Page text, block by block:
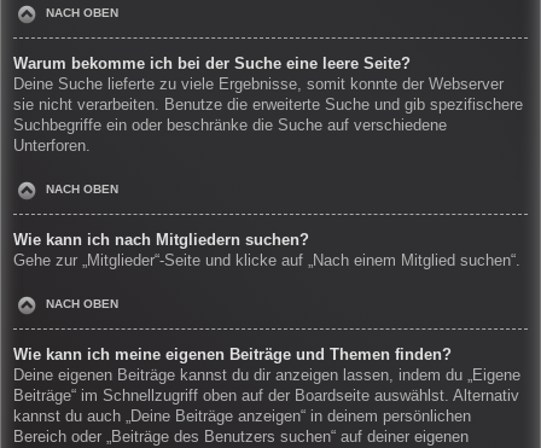
NACH OBEN
Warum bekomme ich bei der Suche eine leere Seite?
Deine Suche lieferte zu viele Ergebnisse, somit konnte der Webserver
sie nicht verarbeiten. Benutze die erweiterte Suche und gib spezifischere
Suchbegriffe ein oder beschränke die Suche auf verschiedene
Unterforen.
NACH OBEN
Wie kann ich nach Mitgliedern suchen?
Gehe zur „Mitglieder“-Seite und klicke auf „Nach einem Mitglied suchen“.
NACH OBEN
Wie kann ich meine eigenen Beiträge und Themen finden?
Deine eigenen Beiträge kannst du dir anzeigen lassen, indem du „Eigene
Beiträge“ im Schnellzugriff oben auf der Boardseite auswählst. Alternativ
kannst du auch „Deine Beiträge anzeigen“ in deinem persönlichen
Bereich oder „Beiträge des Benutzers suchen“ auf deiner eigenen